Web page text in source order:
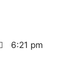
6:21 pm